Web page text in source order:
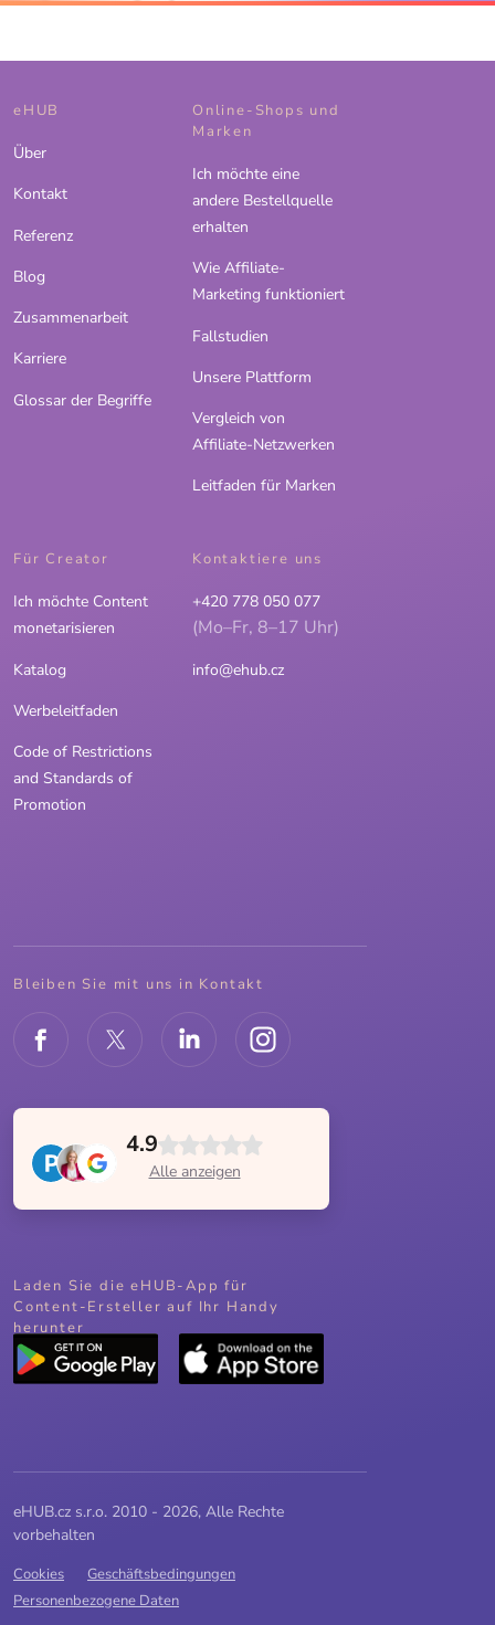
eHUB
Über
Kontakt
Referenz
Blog
Zusammenarbeit
Karriere
Glossar der Begriffe
Online-Shops und
Marken
Ich möchte eine
andere Bestellquelle
erhalten
Wie Affiliate-
Marketing funktioniert
Fallstudien
Unsere Plattform
Vergleich von
Affiliate-Netzwerken
Leitfaden für Marken
Für Creator
Ich möchte Content
monetarisieren
Katalog
Werbeleitfaden
Code of Restrictions
and Standards of
Promotion
Kontaktiere uns
+420 778 050 077
(Mo–Fr, 8–17 Uhr)
info@ehub.cz
Bleiben Sie mit uns in Kontakt
4.9
Alle anzeigen
Laden Sie die eHUB-App für
Content-Ersteller auf Ihr Handy
herunter
eHUB.cz s.r.o. 2010 - 2026, Alle Rechte
vorbehalten
Cookies
Geschäftsbedingungen
Personenbezogene Daten